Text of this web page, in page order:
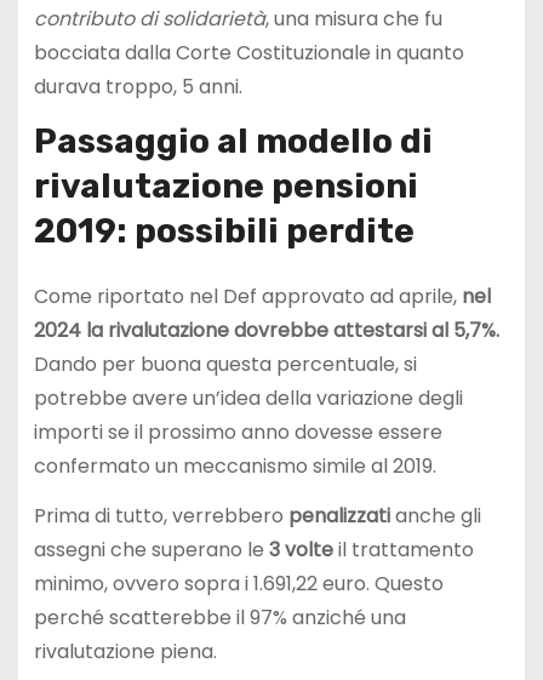
contributo di solidarietà, una misura che fu
bocciata dalla Corte Costituzionale in quanto
durava troppo, 5 anni.
Passaggio al modello di
rivalutazione pensioni
2019: possibili perdite
Come riportato nel Def approvato ad aprile, nel
2024 la rivalutazione dovrebbe attestarsi al 5,7%.
Dando per buona questa percentuale, si
potrebbe avere un’idea della variazione degli
importi se il prossimo anno dovesse essere
confermato un meccanismo simile al 2019.
Prima di tutto, verrebbero penalizzatianche gli
assegni che superano le 3 volteil trattamento
minimo, ovvero sopra i 1.691,22 euro. Questo
perché scatterebbe il 97% anziché una
rivalutazione piena.